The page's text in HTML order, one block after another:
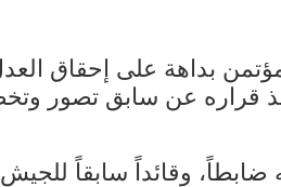
بداهة على إحقاق
عن سابق تصور
ضابطاً، وقائداً سابقاً